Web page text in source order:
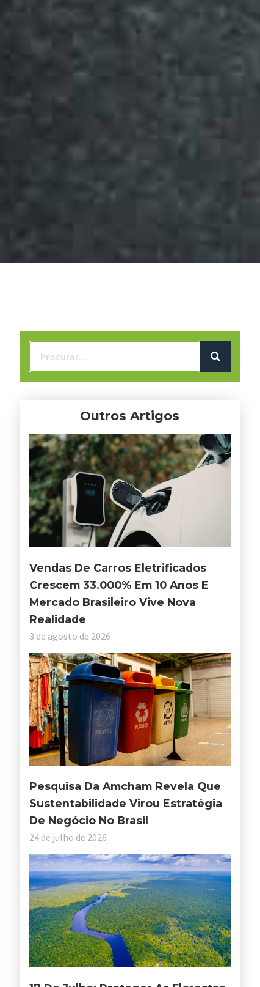
Outros Artigos
Vendas De Carros Eletrificados
Crescem 33.000% Em 10 Anos E
Mercado Brasileiro Vive Nova
Realidade
3 de agosto de 2026
Pesquisa Da Amcham Revela Que
Sustentabilidade Virou Estratégia
De Negócio No Brasil
24 de julho de 2026